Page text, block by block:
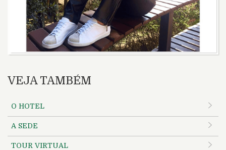
VEJA TAMBÉM
O HOTEL
A SEDE
TOUR VIRTUAL